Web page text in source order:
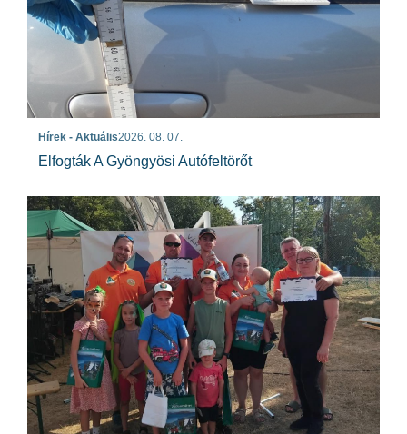
Hírek - Aktuális2026. 08. 07.
Elfogták A Gyöngyösi Autófeltörőt